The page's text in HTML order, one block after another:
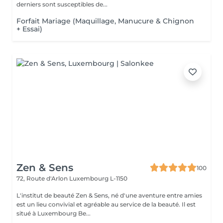
derniers sont susceptibles de...
Forfait Mariage (Maquillage, Manucure & Chignon
+ Essai)
Zen & Sens
100
72, Route d'Arlon Luxembourg L-1150
L'institut de beauté Zen & Sens, né d'une aventure entre amies
est un lieu convivial et agréable au service de la beauté. Il est
situé à Luxembourg Be...